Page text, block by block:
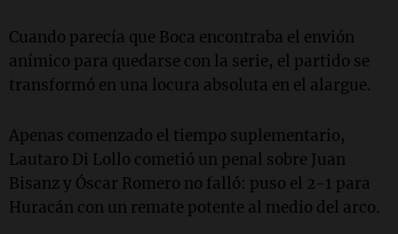
Cuando parecía que Boca encontraba el envión
anímico para quedarse con la serie, el partido se
transformó en una locura absoluta en el alargue.
Apenas comenzado el tiempo suplementario,
Lautaro Di Lollo cometió un penal sobre Juan
Bisanz y Óscar Romero no falló: puso el 2-1 para
Huracán con un remate potente al medio del arco.